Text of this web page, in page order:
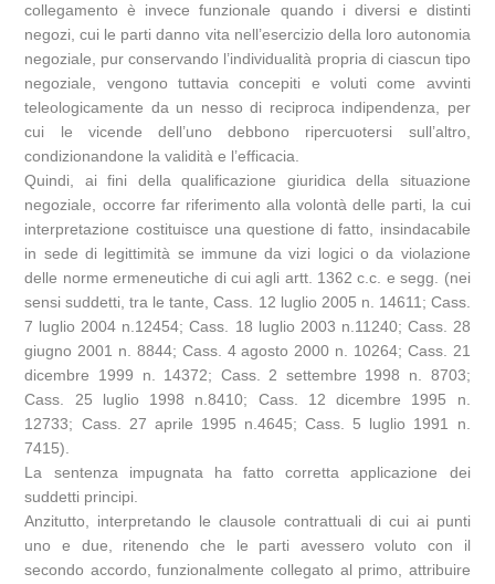
collegamento è invece funzionale quando i diversi e distinti
negozi, cui le parti danno vita nell’esercizio della loro autonomia
negoziale, pur conservando l’individualità propria di ciascun tipo
negoziale, vengono tuttavia concepiti e voluti come avvinti
teleologicamente da un nesso di reciproca indipendenza, per
cui le vicende dell’uno debbono ripercuotersi sull’altro,
condizionandone la validità e l’efficacia.
Quindi, ai fini della qualificazione giuridica della situazione
negoziale, occorre far riferimento alla volontà delle parti, la cui
interpretazione costituisce una questione di fatto, insindacabile
in sede di legittimità se immune da vizi logici o da violazione
delle norme ermeneutiche di cui agli artt. 1362 c.c. e segg. (nei
sensi suddetti, tra le tante, Cass. 12 luglio 2005 n. 14611; Cass.
7 luglio 2004 n.12454; Cass. 18 luglio 2003 n.11240; Cass. 28
giugno 2001 n. 8844; Cass. 4 agosto 2000 n. 10264; Cass. 21
dicembre 1999 n. 14372; Cass. 2 settembre 1998 n. 8703;
Cass. 25 luglio 1998 n.8410; Cass. 12 dicembre 1995 n.
12733; Cass. 27 aprile 1995 n.4645; Cass. 5 luglio 1991 n.
7415).
La sentenza impugnata ha fatto corretta applicazione dei
suddetti principi.
Anzitutto, interpretando le clausole contrattuali di cui ai punti
uno e due, ritenendo che le parti avessero voluto con il
secondo accordo, funzionalmente collegato al primo, attribuire